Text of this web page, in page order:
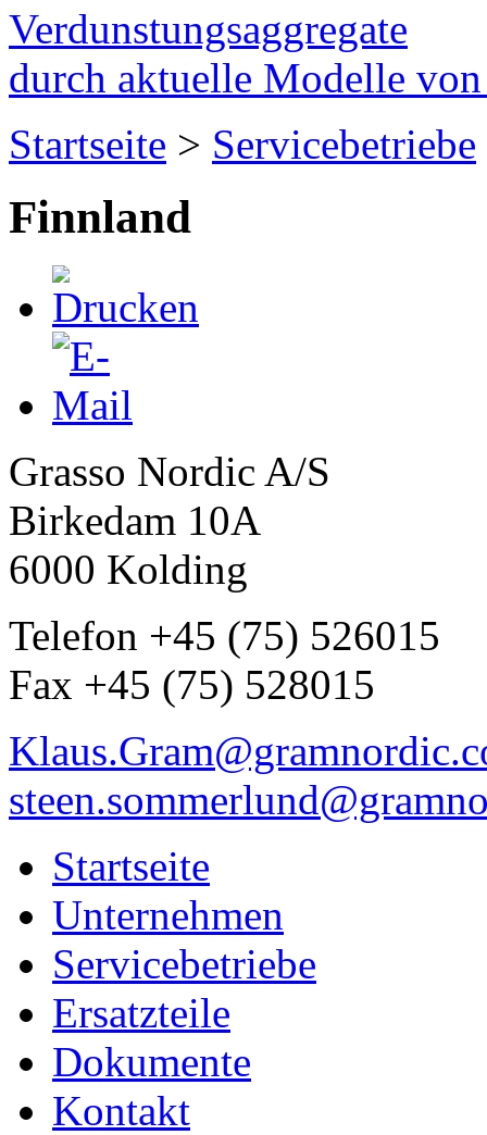
Verdunstungsaggregate
durch aktuelle Modelle
Startseite > Servicebetriebe
Finnland
Grasso Nordic A/S
Birkedam 10A
6000 Kolding
Telefon +45 (75) 526015
Fax +45 (75) 528015
Startseite
Unternehmen
Servicebetriebe
Ersatzteile
Dokumente
Kontakt